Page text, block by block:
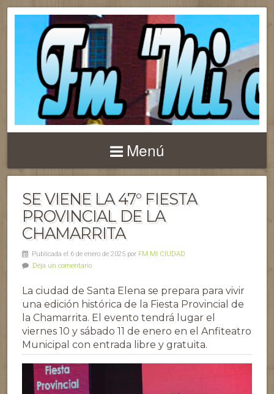
Menú
SE VIENE LA 47° FIESTA
PROVINCIAL DE LA
CHAMARRITA
Publicada el 6 de enero de 2025 por FM MI CIUDAD
Deja un comentario
La ciudad de Santa Elena se prepara para vivir
una edición histórica de la Fiesta Provincial de
la Chamarrita. El evento tendrá lugar el
viernes 10 y sábado 11 de enero en el Anfiteatro
Municipal con entrada libre y gratuita.